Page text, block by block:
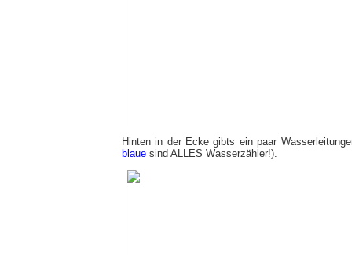
Hinten in der Ecke gibts ein paar
blaue sind ALLES Wasserzähler!).